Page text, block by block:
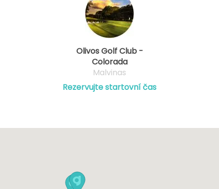
Olivos Golf Club -
Colorada
Malvinas
Rezervujte startovní čas